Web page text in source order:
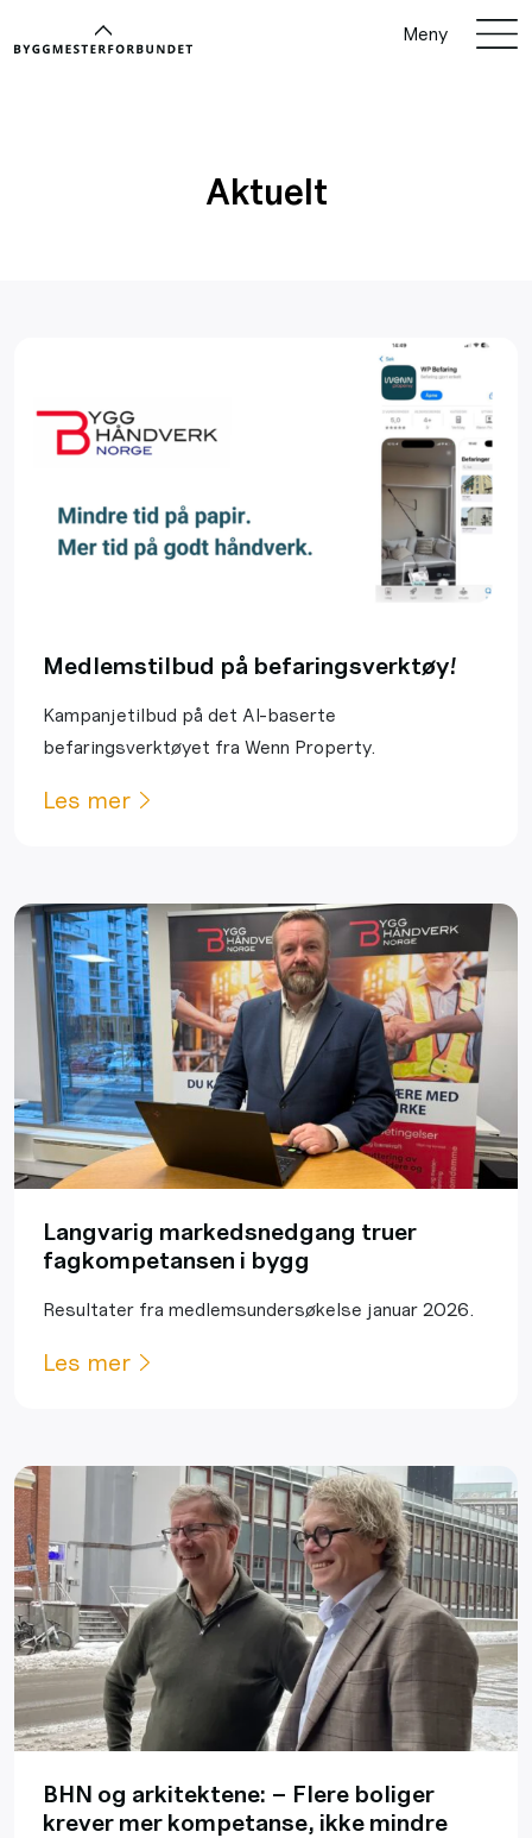
Meny
Aktuelt
Medlemstilbud på befaringsverktøy!
Kampanjetilbud på det AI-baserte
befaringsverktøyet fra Wenn Property.
Les mer
Langvarig markedsnedgang truer
fagkompetansen i bygg
Resultater fra medlemsundersøkelse januar 2026.
Les mer
BHN og arkitektene: – Flere boliger
krever mer kompetanse, ikke mindre